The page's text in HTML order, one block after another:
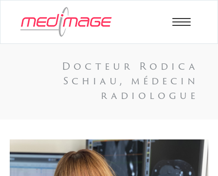
Docteur Rodica
Schiau, médecin
radiologue